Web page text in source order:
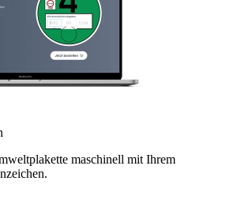
maschinell mit Ihrem